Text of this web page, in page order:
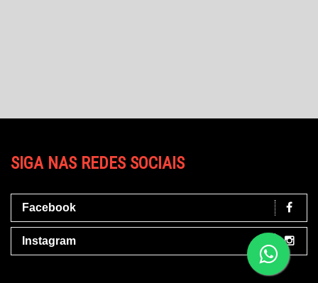
SIGA NAS REDES SOCIAIS
Facebook
Instagram